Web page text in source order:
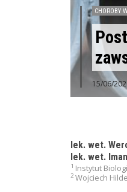
CHOROBY
15/06/
lek. wet.
lek. wet.
1 Instytut
2 Wojciech